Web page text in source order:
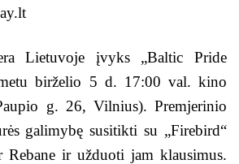
Lietuvoje įvyks „Baltic Pride
birželio 5 d. 17:00 val. kino
g. 26, Vilnius). Premjerinio
galimybę susitikti su „Firebird“
Rebane ir užduoti jam klausimus.